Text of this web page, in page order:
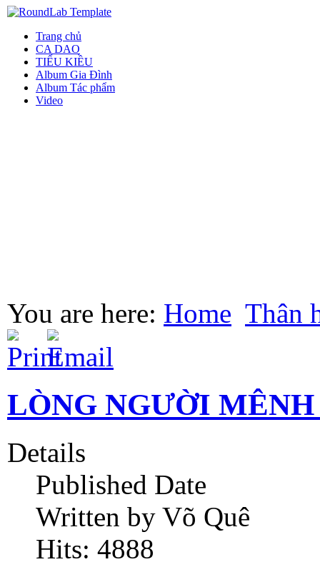
Trang chủ
CA DAO
TIỂU KIỀU
Album Gia Đình
Album Tác phẩm
Video
You are here: Home Thân
LÒNG NGƯỜI MÊNH
Details
Published Date
Written by Võ Quê
Hits: 4888